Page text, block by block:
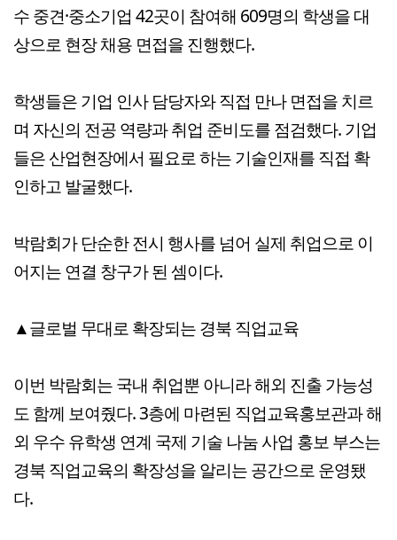
수 중견·중소기업 42곳이 참여해 609명의 학생을 대
상으로 현장 채용 면접을 진행했다.
학생들은 기업 인사 담당자와 직접 만나 면접을 치르
며 자신의 전공 역량과 취업 준비도를 점검했다. 기업
들은 산업현장에서 필요로 하는 기술인재를 직접 확
인하고 발굴했다.
박람회가 단순한 전시 행사를 넘어 실제 취업으로 이
어지는 연결 창구가 된 셈이다.
▲글로벌 무대로 확장되는 경북 직업교육
이번 박람회는 국내 취업뿐 아니라 해외 진출 가능성
도 함께 보여줬다. 3층에 마련된 직업교육홍보관과 해
외 우수 유학생 연계 국제 기술 나눔 사업 홍보 부스는
경북 직업교육의 확장성을 알리는 공간으로 운영됐
다.